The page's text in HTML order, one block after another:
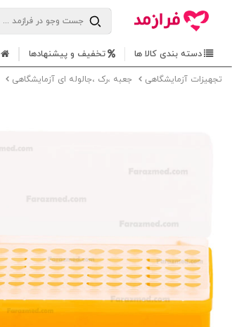
دسته بندی کالا ها تخفیف و پیشنهادها
تجهیزات آزمایشگاهی جعبه ،رک ،جالوله ای آزمایشگاهی